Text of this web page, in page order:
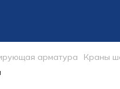
арматура Краны